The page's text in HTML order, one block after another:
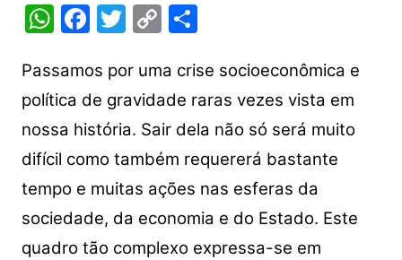
W
at
s
A
p
p
F
c
e
b
o
o
k
T
itt
er
C
p
y
Li
n
k
S
ar
e
Passamos por uma crise socioeconômica e
política de gravidade raras vezes vista em
nossa história. Sair dela não só será muito
difícil como também requererá bastante
tempo e muitas ações nas esferas da
sociedade, da economia e do Estado. Este
quadro tão complexo expressa-se em